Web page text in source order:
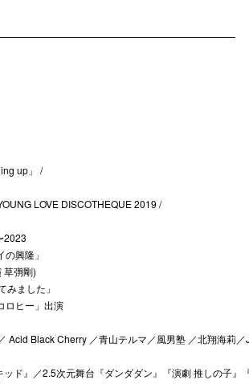
up」 /
LOVE DISCOTHEQUE 2019 /
2023
の興隆」
草彅剛)
みました」
ロヒー」出演
Acid Black Cherry ／青山テルマ／風男塾 ／北翔海莉
ド』／2.5次元舞台『ダンダダン』『演劇 推しの子